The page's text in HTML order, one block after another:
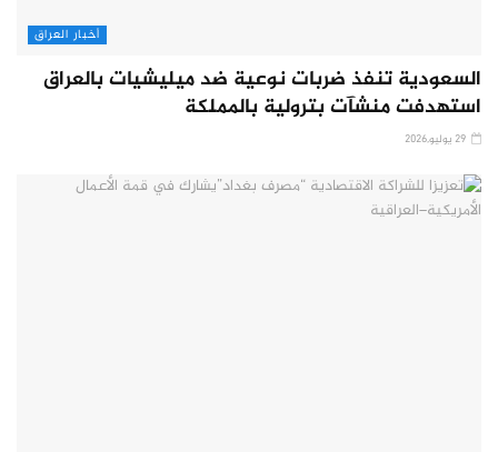
أخبار العراق
السعودية تنفذ ضربات نوعية ضد ميليشيات بالعراق
استهدفت منشآت بترولية بالمملكة